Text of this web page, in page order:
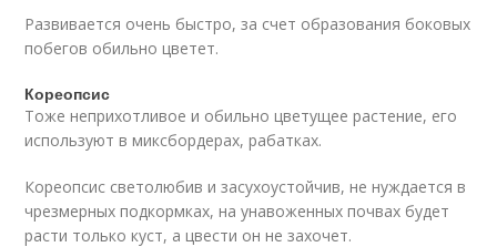
Развивается очень быстро, за счет образования боковых
побегов обильно цветет.
Кореопсис
Тоже неприхотливое и обильно цветущее растение, его
используют в миксбордерах, рабатках.
Кореопсис светолюбив и засухоустойчив, не нуждается в
чрезмерных подкормках, на унавоженных почвах будет
расти только куст, а цвести он не захочет.